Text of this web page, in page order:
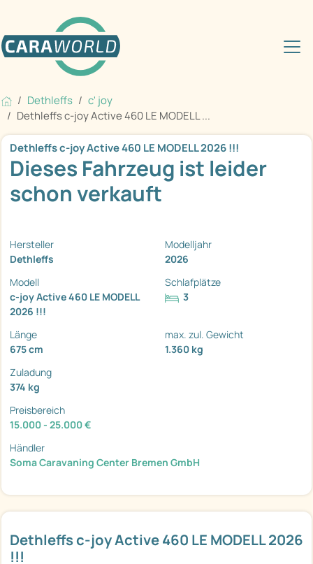
Dethleffs
c' joy
Dethleffs c-joy Active 460 LE MODELL ...
Dethleffs c-joy Active 460 LE MODELL 2026
!!!
Dethleffs c-joy Active 460 LE MODELL 2026 !!!
Dieses Fahrzeug ist leider
schon verkauft
Hersteller
Dethleffs
Modelljahr
2026
Modell
c-joy Active 460 LE MODELL
2026 !!!
Schlafplätze
3
Länge
675 cm
max. zul. Gewicht
1.360 kg
Zuladung
374 kg
Preisbereich
15.000 - 25.000 €
Händler
Soma Caravaning Center Bremen GmbH